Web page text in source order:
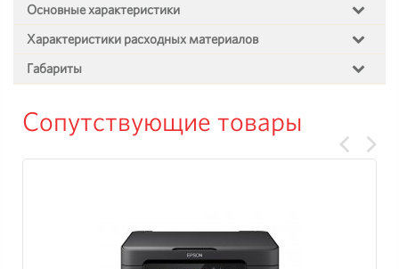
Основные характеристики
Характеристики расходных материалов
Габариты
Сопутствующие товары